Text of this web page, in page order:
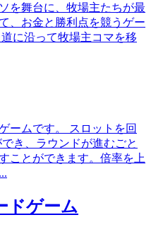
を舞台に、牧場主たちが最
、お金と勝利点を競うゲー
に沿って牧場主コマを移
ームです。 スロットを回
き、ラウンドが進むごと
ことができます。倍率を上